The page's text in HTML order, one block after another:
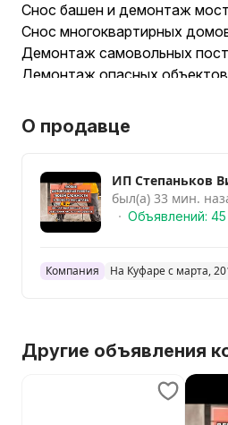
Снос башен и демонтаж
Снос многоквартирных
Демонтаж самовольных
Демонтаж опасных объектов
Демонтаж зданий с
Дробление железобетонных
Демонтаж дымовых труб
Демонтаж бетонных стен
Снос высотных зданий
Снос ферм и коровников
Демонтаж домов из
Демонтаж блочных домов
Демонтаж бетонных плит и
Демонтаж стен из
О продавце
ИП Степаньков
был(а) 33 мин.
Объявлений: 45
Компания На Куфаре с марта,
Другие объявления